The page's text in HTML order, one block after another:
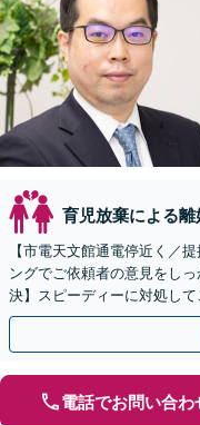
育児放棄による離
【市電天文館通電停近く／
ングでご依頼者の意見をし
決】スピーディーに対処し
電話でお問い合わ